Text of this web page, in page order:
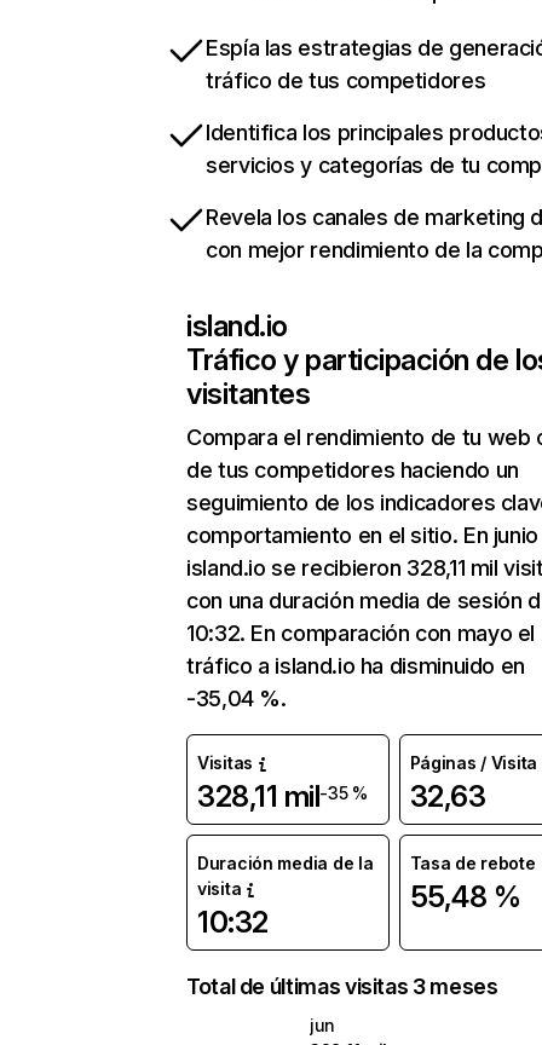
Espía las estrategias de
tráfico de tus competidores
Identifica los principales
servicios y categorías de tu
Revela los canales de marketing
con mejor rendimiento de la
island.io
Tráfico y participación de
visitantes
Compara el rendimiento de tu web
de tus competidores haciendo un
seguimiento de los indicadores
comportamiento en el sitio. En junio
island.io se recibieron 328,11 mil
con una duración media de sesión
10:32. En comparación con mayo el
tráfico a island.io ha disminuido en
-35,04 %.
Visitas
328,11 mil-35 %
Páginas / Visita
32,63
Duración media de la
visita
10:32
Tasa de rebote
55,48 %
Total de últimas visitas 3 meses
jun